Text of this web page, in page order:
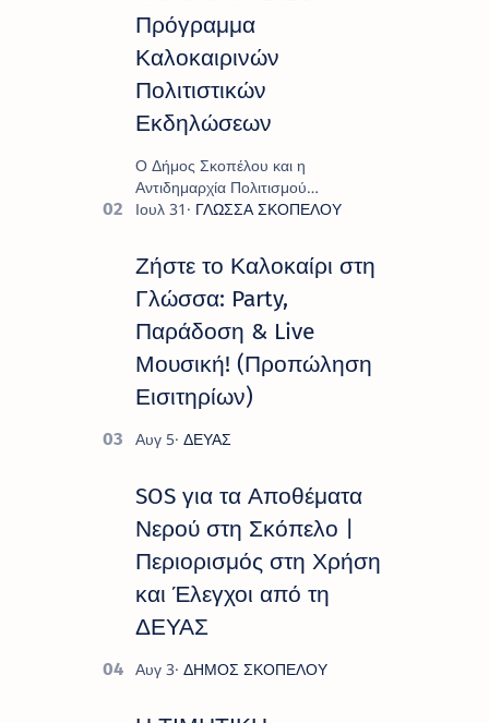
Πρόγραμμα
Καλοκαιρινών
Πολιτιστικών
Εκδηλώσεων
Ο Δήμος Σκοπέλου και η
Αντιδημαρχία Πολιτισμού
παρουσιάζουν το πρόγραμμα «
πρόγραμμα εκδ…
Ζήστε το Καλοκαίρι στη
Γλώσσα: Party,
Παράδοση & Live
Μουσική! (Προπώληση
Εισιτηρίων)
SOS για τα Αποθέματα
Νερού στη Σκόπελο |
Περιορισμός στη Χρήση
και Έλεγχοι από τη
ΔΕΥΑΣ